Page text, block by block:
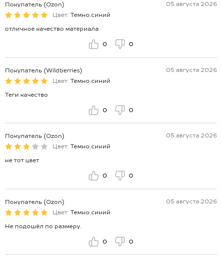
Покупатель (Ozon)
05 августа 2026
Цвет: Темно.синий
отличное качество материала
0 0
Покупатель (Wildberries)
05 августа 2026
Цвет: Темно.синий
Теги качество
0 0
Покупатель (Ozon)
05 августа 2026
Цвет: Темно.синий
не тот цвет
0 0
Покупатель (Ozon)
05 августа 2026
Цвет: Темно.синий
Не подошёл по размеру.
0 0